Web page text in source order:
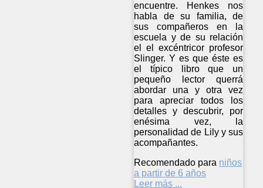
encuentre. Henkes nos
habla de su familia, de
sus compañeros en la
escuela y de su relación
el el excéntricor profesor
Slinger. Y es que éste es
el típico libro que un
pequeño lector querrá
abordar una y otra vez
para apreciar todos los
detalles y descubrir, por
enésima vez, la
personalidad de Lily y sus
acompañantes.
Recomendado para niños
a partir de 6 años
Leer más ...